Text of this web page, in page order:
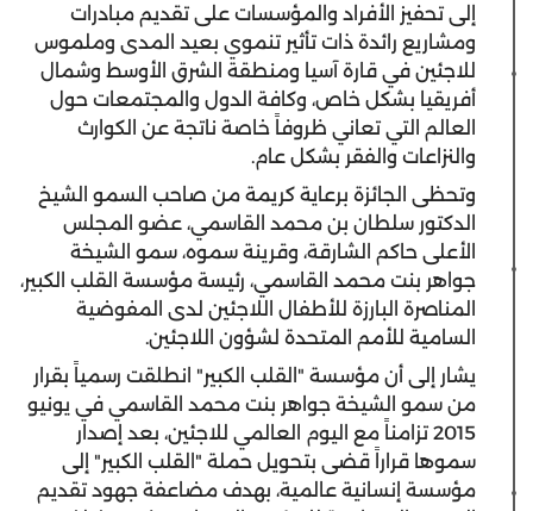
إلى تحفيز الأفراد والمؤسسات على تقديم مبادرات
ومشاريع رائدة ذات تأثير تنموي بعيد المدى وملموس
للاجئين في قارة آسيا ومنطقة الشرق الأوسط وشمال
أفريقيا بشكل خاص، وكافة الدول والمجتمعات حول
العالم التي تعاني ظروفاً خاصة ناتجة عن الكوارث
والنزاعات والفقر بشكل عام.
وتحظى الجائزة برعاية كريمة من صاحب السمو الشيخ
الدكتور سلطان بن محمد القاسمي، عضو المجلس
الأعلى حاكم الشارقة، وقرينة سموه، سمو الشيخة
جواهر بنت محمد القاسمي، رئيسة مؤسسة القلب الكبير،
المناصرة البارزة للأطفال اللاجئين لدى المفوضية
السامية للأمم المتحدة لشؤون اللاجئين.
يشار إلى أن مؤسسة "القلب الكبير" انطلقت رسمياً بقرار
من سمو الشيخة جواهر بنت محمد القاسمي في يونيو
2015 تزامناً مع اليوم العالمي للاجئين، بعد إصدار
سموها قراراً قضى بتحويل حملة "القلب الكبير" إلى
مؤسسة إنسانية عالمية، بهدف مضاعفة جهود تقديم